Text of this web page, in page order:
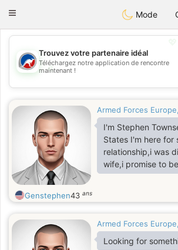
Australia
Toggle
Mode
💖
Trouvez votre partenaire idéal
Téléchargez notre application de rencontre
maintenant !
Armed Forces
I'm Stephen
States I'm here for
relationship,i was
wife,i promise to
Genstephen43 ans
Armed Forces
Looking for